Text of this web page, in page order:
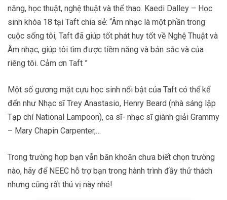
năng, học thuật, nghệ thuật và thể thao. Kaedi Dalley – Học
sinh khóa 18 tại Taft chia sẻ: “Âm nhạc là một phần trong
cuộc sống tôi, Taft đã giúp tốt phát huy tốt về Nghệ Thuật và
Âm nhạc, giúp tôi tìm được tiềm năng và bản sắc và của
riêng tôi. Cảm ơn Taft ”
Một số gương mặt cựu học sinh nổi bật của Taft có thể kể
đến như Nhạc sĩ Trey Anastasio, Henry Beard (nhà sáng lập
Tạp chí National Lampoon), ca sĩ- nhạc sĩ giành giải Grammy
– Mary Chapin Carpenter,…
Trong trường hợp bạn vẫn băn khoăn chưa biết chọn trường
nào, hãy để NEEC hỗ trợ bạn trong hành trình đầy thử thách
nhưng cũng rất thú vị này nhé!